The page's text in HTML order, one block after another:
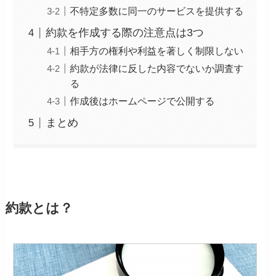
不特定多数に同一のサービスを提供する
約款を作成する際の注意点は3つ
相手方の権利や利益を著しく制限しない
約款が法律に反した内容でないか調査す
る
作成後はホームページで公開する
まとめ
約款とは？